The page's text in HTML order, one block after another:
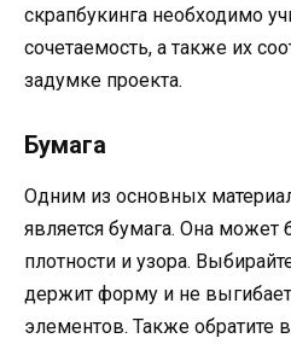
скрапбукинга необходимо
сочетаемость, а также их
задумке проекта.
Бумага
Одним из основных
является бумага. Она может
плотности и узора.
держит форму и не
элементов. Также обратите